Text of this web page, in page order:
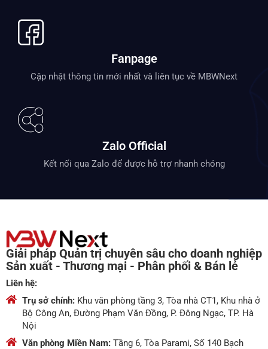
Fanpage
Cập nhật thông tin mới nhất và liên tục về MBWNext
Zalo Official
Kết nối qua Zalo để được hỗ trợ nhanh chóng
Giải pháp Quản trị chuyên sâu cho doanh nghiệp
Sản xuất - Thương mại - Phân phối & Bán lẻ
Liên hệ:
Trụ sở chính: Khu văn phòng tầng 3, Tòa nhà CT1, Khu nhà ở
Bộ Công An, Đường Phạm Văn Đồng, P. Đông Ngạc, TP. Hà
Nội
Văn phòng Miền Nam: Tầng 6, Tòa Parami, Số 140 Bạch